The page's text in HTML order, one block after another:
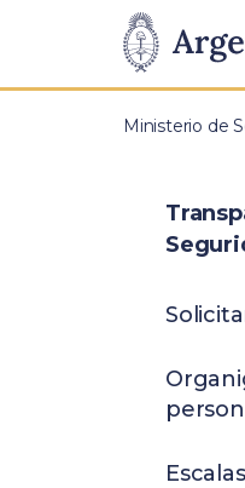
Presidencia
de
Pasar al contenido
Ministerio de